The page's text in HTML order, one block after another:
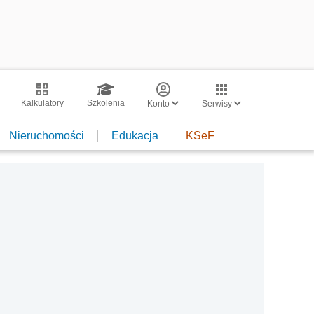
Kalkulatory Szkolenia Konto Serwisy
Nieruchomości Edukacja KSeF